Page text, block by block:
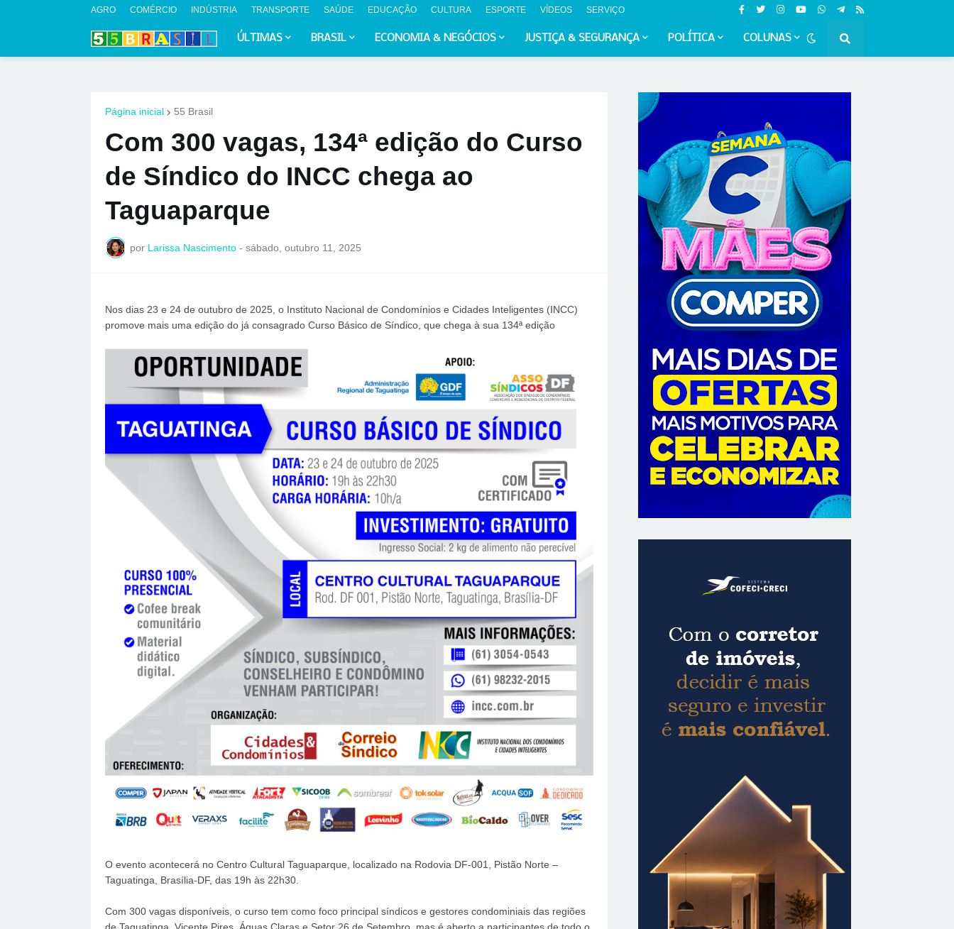
AGRO COMÉRCIO INDÚSTRIA TRANSPORTE SAÚDE EDUCAÇÃO CULTURA ESPORTE VÍDEOS SERVIÇO
ÚLTIMAS BRASIL ECONOMIA & NEGÓCIOS JUSTIÇA & SEGURANÇA POLÍTICA COLUNAS
Página inicial 55 Brasil
Com 300 vagas, 134ª edição do Curso
de Síndico do INCC chega ao
Taguaparque
por Larissa Nascimento - sábado, outubro 11, 2025
Nos dias 23 e 24 de outubro de 2025, o Instituto Nacional de Condomínios e Cidades Inteligentes (INCC)
promove mais uma edição do já consagrado Curso Básico de Síndico, que chega à sua 134ª edição
O evento acontecerá no Centro Cultural Taguaparque, localizado na Rodovia DF-001, Pistão Norte –
Taguatinga, Brasília-DF, das 19h às 22h30.
Com 300 vagas disponíveis, o curso tem como foco principal síndicos e gestores condominiais das regiões